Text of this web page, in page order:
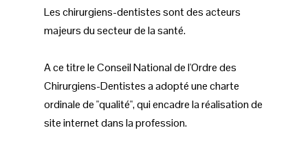
Les chirurgiens-dentistes sont des acteurs
majeurs du secteur de la santé.
A ce titre le Conseil National de l'Ordre des
Chirurgiens-Dentistes a adopté une charte
ordinale de "qualité", qui encadre la réalisation de
site internet dans la profession.